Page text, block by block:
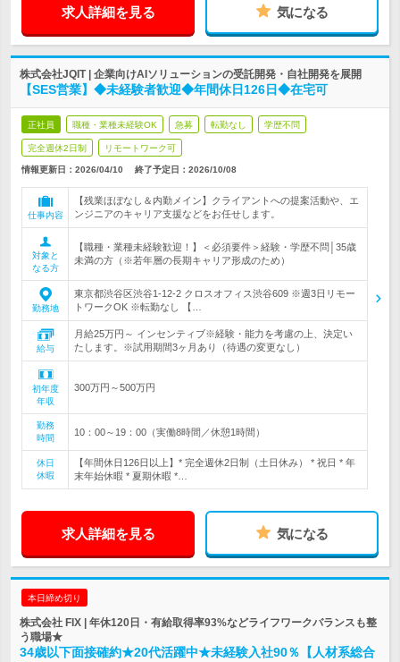
求人詳細を見る 気になる
株式会社JQIT | 企業向けAIソリューションの受託開発・自社開発を展開
【SES営業】◆未経験者歓迎◆年間休日126日◆在宅可
正社員 職種・業種未経験OK 急募 転勤なし 学歴不問
完全週休2日制 リモートワーク可
情報更新日：2026/04/10 終了予定日： 2026/10/08
仕事内容
【残業ほぼなし＆内勤メイン】クライアントへの提案活動や、エ
ンジニアのキャリア支援などをお任せします。
対象と
なる方
【職種・業種未経験歓迎！】＜必須要件＞経験・学歴不問│35歳
未満の方（※若年層の長期キャリア形成のため）
勤務地
東京都渋谷区渋谷1-12-2 クロスオフィス渋谷609 ※週3日リモー
トワークOK ※転勤なし 【…
給与
月給25万円～ インセンティブ※経験・能力を考慮の上、決定い
たします。※試用期間3ヶ月あり（待遇の変更なし）
初年度
年収
300万円～500万円
勤務
時間
10：00～19：00（実働8時間／休憩1時間）
休日
休暇
【年間休日126日以上】* 完全週休2日制（土日休み） * 祝日 * 年
末年始休暇 * 夏期休暇 *…
求人詳細を見る 気になる
本日締め切り
株式会社 FIX | 年休120日・有給取得率93%などライフワークバランスも整
う職場★
34歳以下面接確約★20代活躍中★未経験入社90％【人材系総合